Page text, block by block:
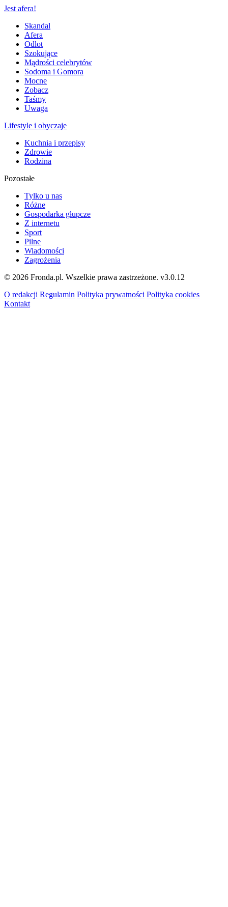
Jest afera!
Skandal
Afera
Odlot
Szokujące
Mądrości celebrytów
Sodoma i Gomora
Mocne
Zobacz
Taśmy
Uwaga
Lifestyle i obyczaje
Kuchnia i przepisy
Zdrowie
Rodzina
Pozostałe
Tylko u nas
Różne
Gospodarka głupcze
Z internetu
Sport
Pilne
Wiadomości
Zagrożenia
© 2026 Fronda.pl. Wszelkie prawa zastrzeżone. v3.0.12
O redakcji Regulamin Polityka prywatności Polityka cookies
Kontakt